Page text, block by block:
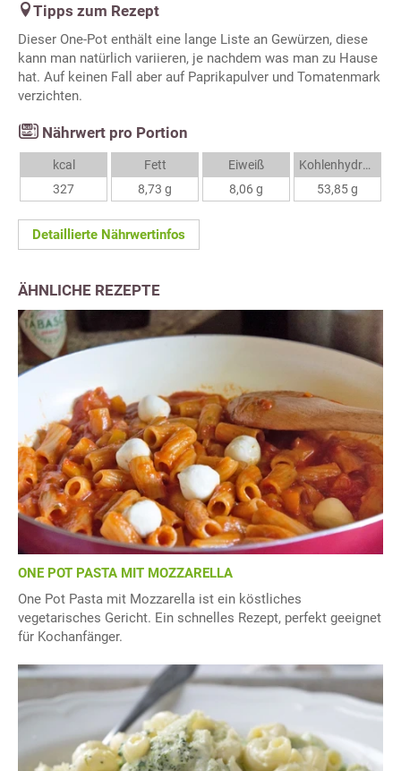
Tipps zum Rezept
Dieser One-Pot enthält eine lange Liste an Gewürzen, diese
kann man natürlich variieren, je nachdem was man zu Hause
hat. Auf keinen Fall aber auf Paprikapulver und Tomatenmark
verzichten.
Nährwert pro Portion
kcal
327
Fett
8,73 g
Eiweiß
8,06 g
Kohlenhydrate
53,85 g
Detaillierte Nährwertinfos
ÄHNLICHE REZEPTE
ONE POT PASTA MIT MOZZARELLA
One Pot Pasta mit Mozzarella ist ein köstliches
vegetarisches Gericht. Ein schnelles Rezept, perfekt geeignet
für Kochanfänger.